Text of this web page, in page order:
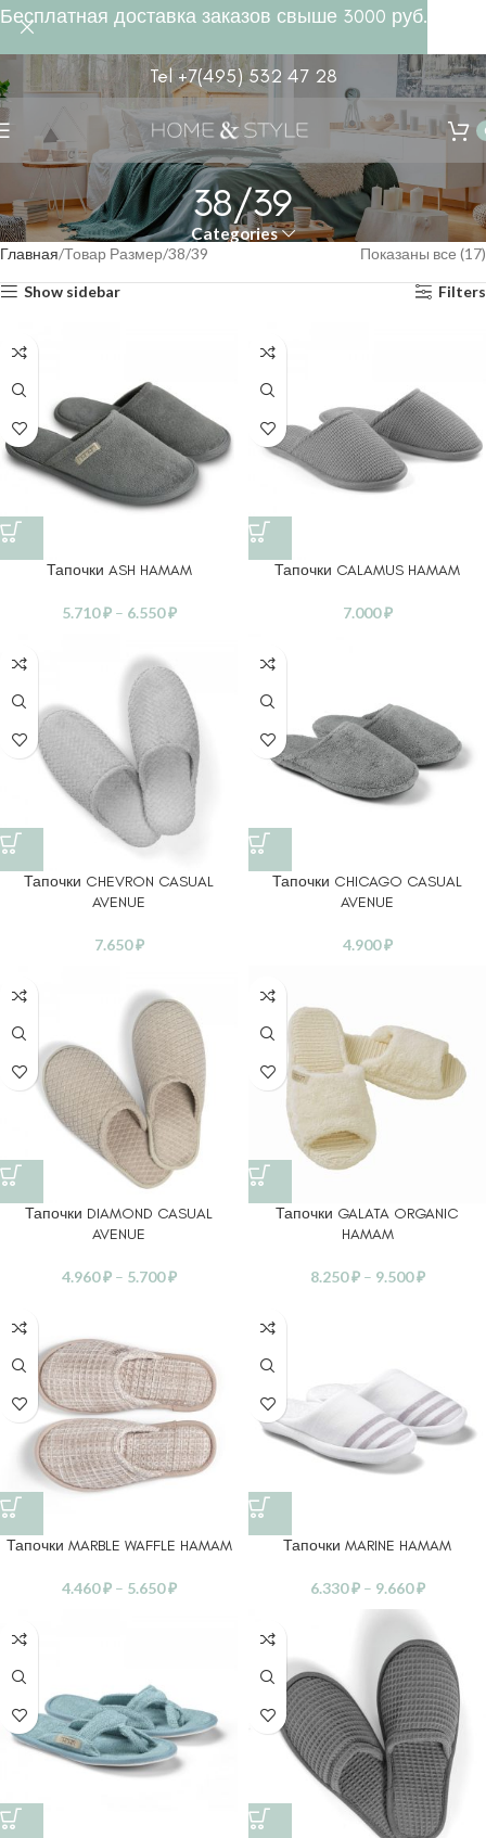
Tel +7(495) 532 47 28
38/39
Categories
Главная Товар Размер 38/39 Показаны все (17)
Show sidebar Filters
Тапочки ASH HAMAM
5.710₽ – 6.550₽
Тапочки CALAMUS HAMAM
7.000₽
Тапочки CHEVRON CASUAL
AVENUE
7.650₽
Тапочки CHICAGO CASUAL
AVENUE
4.900₽
Тапочки DIAMOND CASUAL
AVENUE
4.960₽ – 5.700₽
Тапочки GALATA ORGANIC
HAMAM
8.250₽ – 9.500₽
Тапочки MARBLE WAFFLE HAMAM
4.460₽ – 5.650₽
Тапочки MARINE HAMAM
6.330₽ – 9.660₽
Бесплатная доставка заказов свыше 3000 руб.